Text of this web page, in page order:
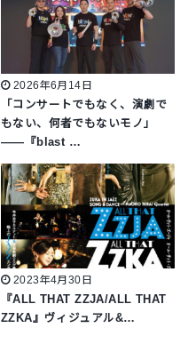
2026年6月14日
「コンサートでもなく、演劇で
もない、何者でもないモノ」
――『blast …
2023年4月30日
『ALL THAT ZZJA/ALL THAT
ZZKA』ヴィジュアル&…